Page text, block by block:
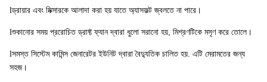
lড্রায়ার এবং মিক্সারকে আলাদা করা হয় যাতে অ্যাসফল্ট জ্বলতে না পারে।
lশুকানোর সময় প্ররোচিত ড্রাফ্ট ফ্যান দ্বারা ধুলো সরানো হয়, মিশ্রণটিকে মসৃণ করে তোলে।
lসমস্ত সিস্টেম কামিন্স জেনারেটর ইউনিট দ্বারা বৈদ্যুতিক চালিত হয়. এটি মেরামতের জন্য
সহজ।